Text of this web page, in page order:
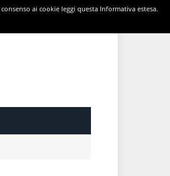
ai cookie leggi questa Informativa estesa.